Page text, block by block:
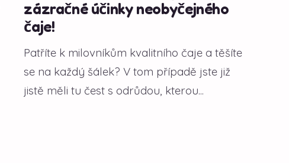
zázračné účinky neobyčejného
čaje!
Patříte k milovníkům kvalitního čaje a těšíte
se na každý šálek? V tom případě jste již
jistě měli tu čest s odrůdou, kterou...